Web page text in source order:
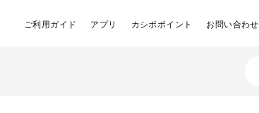
ご利用ガイド アプリ カシポポイント お問い合わせ